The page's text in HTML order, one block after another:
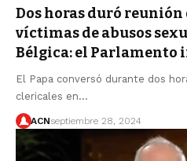
Dos horas duró reunión
víctimas de abusos
Bélgica: el Parlamento
El Papa conversó durante dos
clericales en…
ACNseptiembre 28, 2024